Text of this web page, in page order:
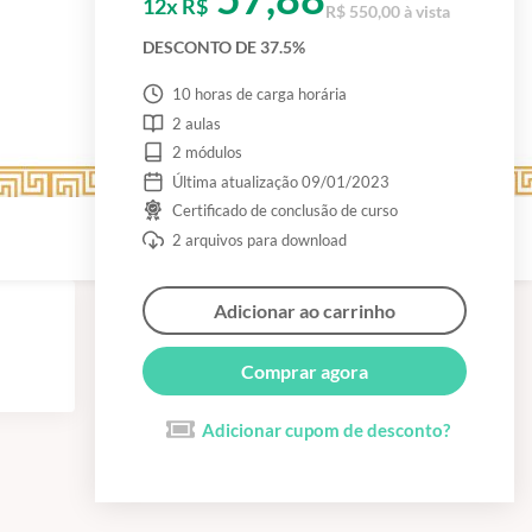
12x R$
R$ 550,00 à vista
DESCONTO DE 37.5%
10 horas de carga horária
2 aulas
2 módulos
Última atualização 09/01/2023
Certificado de conclusão de curso
2 arquivos para download
Adicionar ao carrinho
Comprar agora
Adicionar cupom de desconto?